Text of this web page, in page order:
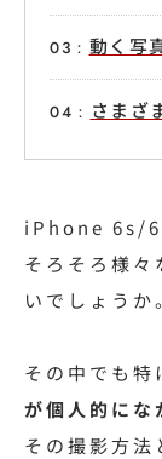
動く写
さまざ
iPhone 6s/
そろそろ様々
いでしょうか
その中でも特
が個人的にな
その撮影方